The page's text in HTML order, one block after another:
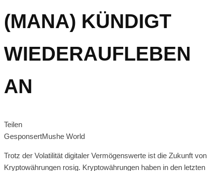
(MANA) KÜNDIGT
WIEDERAUFLEBEN
AN
Teilen
GesponsertMushe World
Trotz der Volatilität digitaler Vermögenswerte ist die Zukunft von
Kryptowährungen rosig. Kryptowährungen haben in den letzten